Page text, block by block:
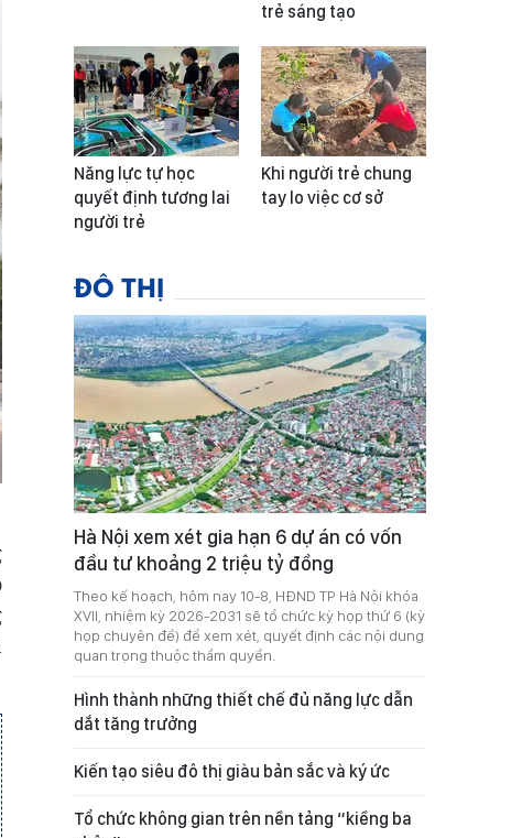
trẻ sáng tạo
Năng lực tự học
quyết định tương lai
người trẻ
Khi người trẻ chung
tay lo việc cơ sở
ĐÔ THỊ
Hà Nội xem xét gia hạn 6 dự án có vốn
đầu tư khoảng 2 triệu tỷ đồng
Theo kế hoạch, hôm nay 10-8, HĐND TP Hà Nội khóa
XVII, nhiệm kỳ 2026-2031 sẽ tổ chức kỳ họp thứ 6 (kỳ
họp chuyên đề) để xem xét, quyết định các nội dung
quan trọng thuộc thẩm quyền.
Hình thành những thiết chế đủ năng lực dẫn
dắt tăng trưởng
Kiến tạo siêu đô thị giàu bản sắc và ký ức
Tổ chức không gian trên nền tảng “kiềng ba